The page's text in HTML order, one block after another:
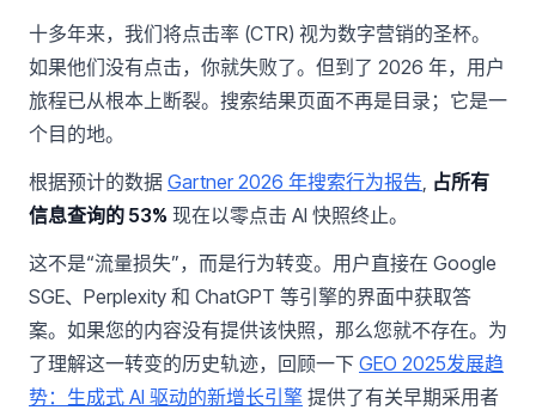
十多年来，我们将点击率 (CTR) 视为数字营销的圣杯。
如果他们没有点击，你就失败了。但到了 2026 年，用户
旅程已从根本上断裂。搜索结果页面不再是目录；它是一
个目的地。
根据预计的数据 Gartner 2026 年搜索行为报告 占所有
信息查询的 53% 现在以零点击 AI 快照终止。
这不是“流量损失”，而是行为转变。用户直接在 Google
SGE、Perplexity 和 ChatGPT 等引擎的界面中获取答
案。如果您的内容没有提供该快照，那么您就不存在。为
了理解这一转变的历史轨迹，回顾一下 GEO 2025发展趋
势：生成式 AI 驱动的新增长引擎 提供了有关早期采用者